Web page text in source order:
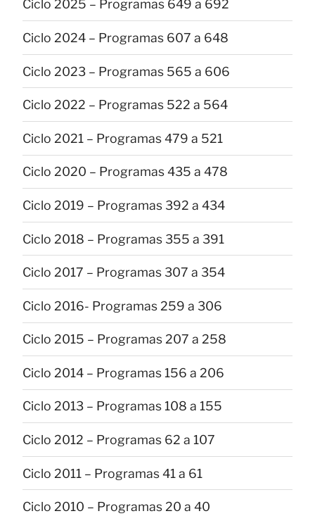
Ciclo 2025 – Programas 649 a 692
Ciclo 2024 – Programas 607 a 648
Ciclo 2023 – Programas 565 a 606
Ciclo 2022 – Programas 522 a 564
Ciclo 2021 – Programas 479 a 521
Ciclo 2020 – Programas 435 a 478
Ciclo 2019 – Programas 392 a 434
Ciclo 2018 – Programas 355 a 391
Ciclo 2017 – Programas 307 a 354
Ciclo 2016- Programas 259 a 306
Ciclo 2015 – Programas 207 a 258
Ciclo 2014 – Programas 156 a 206
Ciclo 2013 – Programas 108 a 155
Ciclo 2012 – Programas 62 a 107
Ciclo 2011 – Programas 41 a 61
Ciclo 2010 – Programas 20 a 40